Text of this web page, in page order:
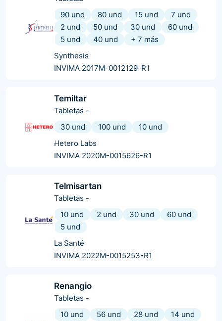
90 und
80 und 15 und
7 und
2 und
50 und 30 und
60 und
5 und
40 und + 7 más
Synthesis
INVIMA 2017M-0012129-R1
Temiltar
Tabletas -
30 und
100 und
10 und
Hetero Labs
INVIMA 2020M-0015626-R1
Telmisartan
Tabletas -
10 und
2 und 30 und
60 und
5 und
La Santé
INVIMA 2022M-0015253-R1
Renangio
Tabletas -
10 und
56 und 28 und
14 und